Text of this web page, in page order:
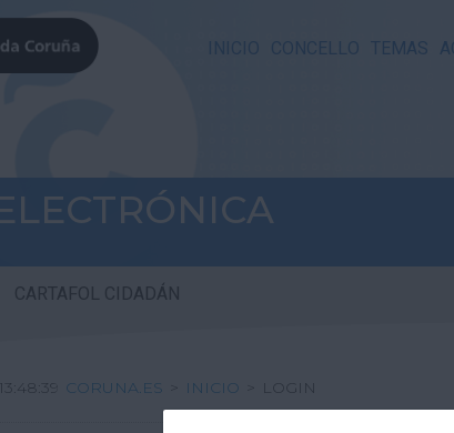
INICIO CONCELLO TEMAS
CARTAFOL CIDADÁN
CORUNA.ES > INICIO > LOGIN